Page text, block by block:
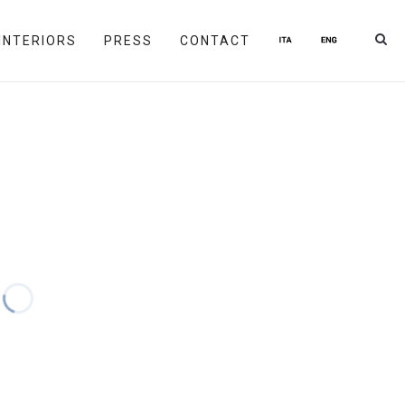
INTERIORS PRESS CONTACT